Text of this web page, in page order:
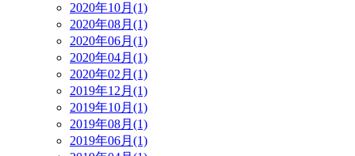
2020年10月(1)
2020年08月(1)
2020年06月(1)
2020年04月(1)
2020年02月(1)
2019年12月(1)
2019年10月(1)
2019年08月(1)
2019年06月(1)